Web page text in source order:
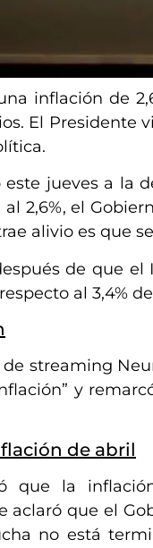
inflación de
El
jueves a la
2,6%, el
alivio es que
de que
al 3,4%
streaming
y
de abril
que la
que el
no está